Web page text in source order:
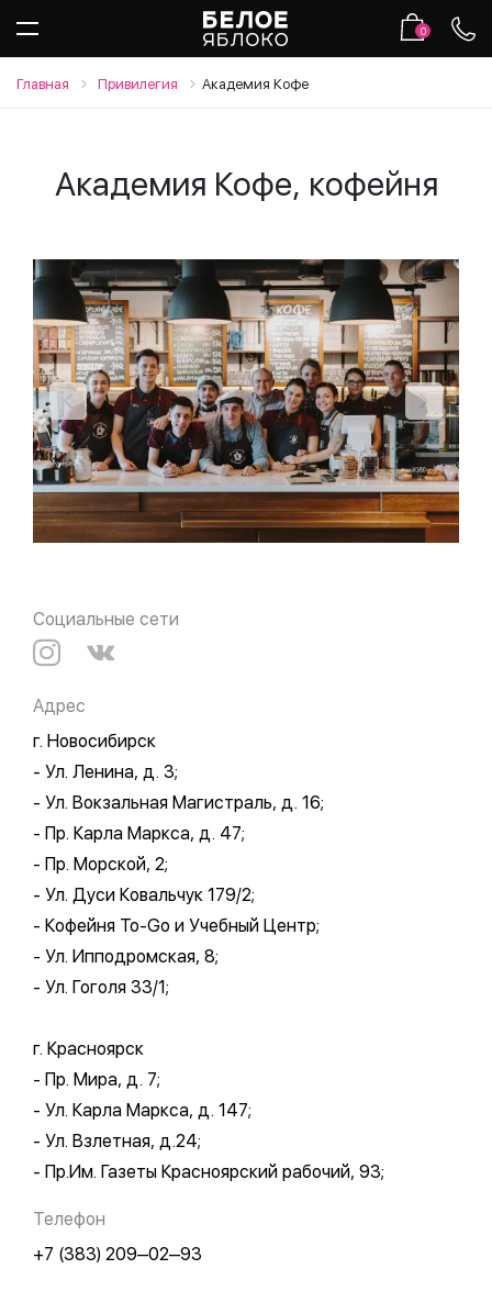
0
Главная Привилегия Академия Кофе
Академия Кофе, кофейня
Социальные сети
Адрес
г. Новосибирск
- Ул. Ленина, д. 3;
- Ул. Вокзальная Магистраль, д. 16;
- Пр. Карла Маркса, д. 47;
- Пр. Морской, 2;
- Ул. Дуси Ковальчук 179/2;
- Кофейня To-Go и Учебный Центр;
- Ул. Ипподромская, 8;
- Ул. Гоголя 33/1;
г. Красноярск
- Пр. Мира, д. 7;
- Ул. Карла Маркса, д. 147;
- Ул. Взлетная, д.24;
- Пр.Им. Газеты Красноярский рабочий, 93;
Телефон
+7 (383) 209‒02‒93